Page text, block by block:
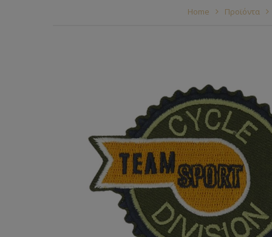
Νήματα για Τσάντες
Πλέγματα
Home Προϊόντα